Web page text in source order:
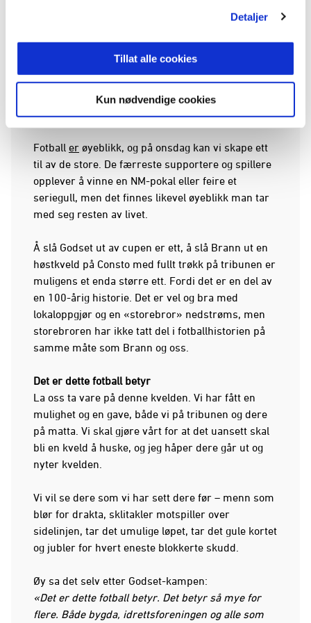
Detaljer
Tillat alle cookies
Kun nødvendige cookies
hadde da dere sendte Godset ut av cupen –
euforien og feiringen med fansen. Gjenopplev
øyeblikket da Øy reddet straffen til Westerlund, og
Consto eksploderte i et deilig kaos.
Fotball er øyeblikk, og på onsdag kan vi skape ett
til av de store. De færreste supportere og spillere
opplever å vinne en NM-pokal eller feire et
seriegull, men det finnes likevel øyeblikk man tar
med seg resten av livet.
Å slå Godset ut av cupen er ett, å slå Brann ut en
høstkveld på Consto med fullt trøkk på tribunen er
muligens et enda større ett. Fordi det er en del av
en 100-årig historie. Det er vel og bra med
lokaloppgjør og en «storebror» nedstrøms, men
storebroren har ikke tatt del i fotballhistorien på
samme måte som Brann og oss.
Det er dette fotball betyr
La oss ta vare på denne kvelden. Vi har fått en
mulighet og en gave, både vi på tribunen og dere
på matta. Vi skal gjøre vårt for at det uansett skal
bli en kveld å huske, og jeg håper dere går ut og
nyter kvelden.
Vi vil se dere som vi har sett dere før – menn som
blør for drakta, sklitakler motspiller over
sidelinjen, tar det umulige løpet, tar det gule kortet
og jubler for hvert eneste blokkerte skudd.
Øy sa det selv etter Godset-kampen:
«Det er dette fotball betyr. Det betyr så mye for
flere. Både bygda, idrettsforeningen og alle som